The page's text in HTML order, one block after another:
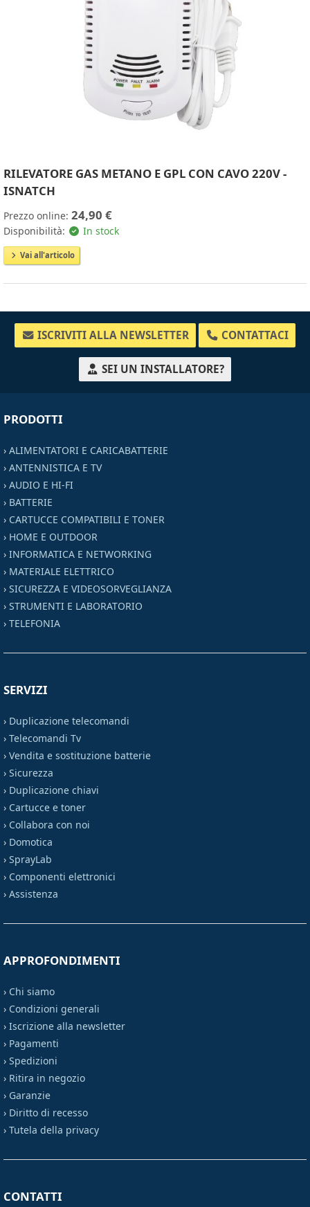
RILEVATORE GAS METANO E GPL CON CAVO 220V -
ISNATCH
Prezzo online: 24,90 €
Disponibilità: In stock
Vai all'articolo
ISCRIVITI ALLA NEWSLETTER CONTATTACI
SEI UN INSTALLATORE?
PRODOTTI
› ALIMENTATORI E CARICABATTERIE
› ANTENNISTICA E TV
› AUDIO E HI-FI
› BATTERIE
› CARTUCCE COMPATIBILI E TONER
› HOME E OUTDOOR
› INFORMATICA E NETWORKING
› MATERIALE ELETTRICO
› SICUREZZA E VIDEOSORVEGLIANZA
› STRUMENTI E LABORATORIO
› TELEFONIA
SERVIZI
› Duplicazione telecomandi
› Telecomandi Tv
› Vendita e sostituzione batterie
› Sicurezza
› Duplicazione chiavi
› Cartucce e toner
› Collabora con noi
› Domotica
› SprayLab
› Componenti elettronici
› Assistenza
APPROFONDIMENTI
› Chi siamo
› Condizioni generali
› Iscrizione alla newsletter
› Pagamenti
› Spedizioni
› Ritira in negozio
› Garanzie
› Diritto di recesso
› Tutela della privacy
CONTATTI